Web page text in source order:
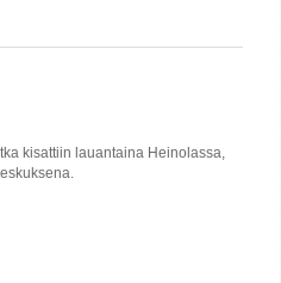
kisattiin lauantaina Heinolassa,